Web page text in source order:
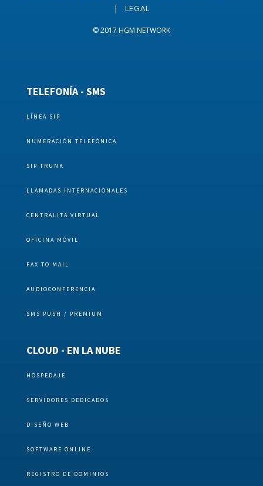
| LEGAL
© 2017 HGM NETWORK
TELEFONÍA - SMS
LÍNEA SIP
NUMERACIÓN TELEFÓNICA
SIP TRUNK
LLAMADAS INTERNACIONALES
CENTRALITA VIRTUAL
OFICINA MÓVIL
FAX TO MAIL
AUDIOCONFERENCIA
SMS PUSH / PREMIUM
CLOUD - EN LA NUBE
HOSPEDAJE
SERVIDORES DEDICADOS
DISEÑO WEB
SOFTWARE ONLINE
REGISTRO DE DOMINIOS